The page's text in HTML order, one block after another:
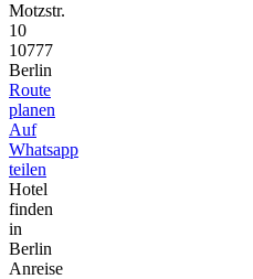
Motzstr.
10
10777
Berlin
Route
planen
Auf
Whatsapp
teilen
Hotel
finden
in
Berlin
Anreise